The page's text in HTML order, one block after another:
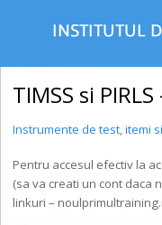
TIMSS si
Instrumente de test, itemi
Pentru accesul efectiv la
(sa va creati un cont daca
linkuri –